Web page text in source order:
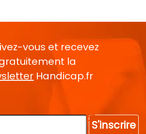
vous et recevez
la
Handicap.fr
S'inscrire